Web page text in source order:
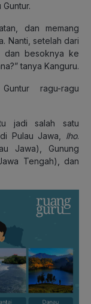
Guntur.
dan memang
Nanti, setelah dari
dan besoknya ke
tanya Kanguru.
ragu-ragu
jadi salah satu
Pulau Jawa, lho.
Jawa), Gunung
Tengah), dan